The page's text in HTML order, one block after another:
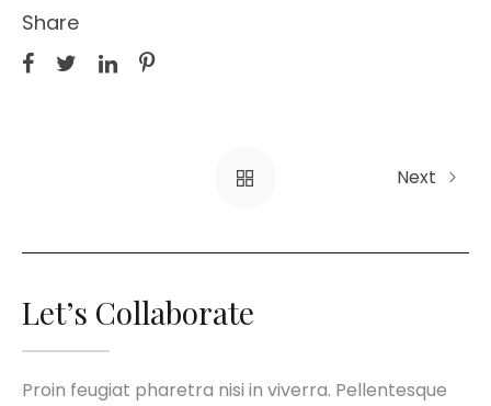
Share
Next
Let’s Collaborate
Proin feugiat pharetra nisi in viverra. Pellentesque